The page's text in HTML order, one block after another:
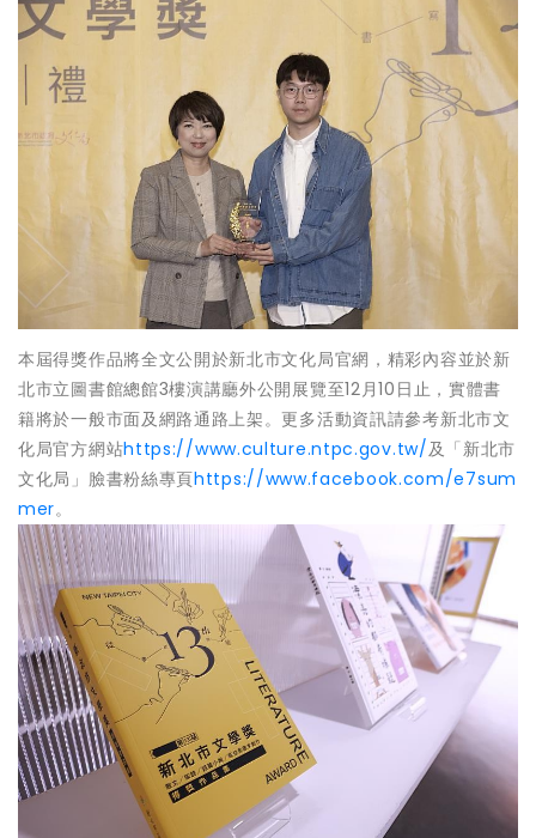
本屆得獎作品將全文公開於新北市文化局官網，精彩內容並於新
北市立圖書館總館3樓演講廳外公開展覽至12月10日止，實體書
籍將於一般市面及網路通路上架。更多活動資訊請參考新北市文
化局官方網站https://www.culture.ntpc.gov.tw/及「新北市
文化局」臉書粉絲專頁https://www.facebook.com/e7sum
mer。